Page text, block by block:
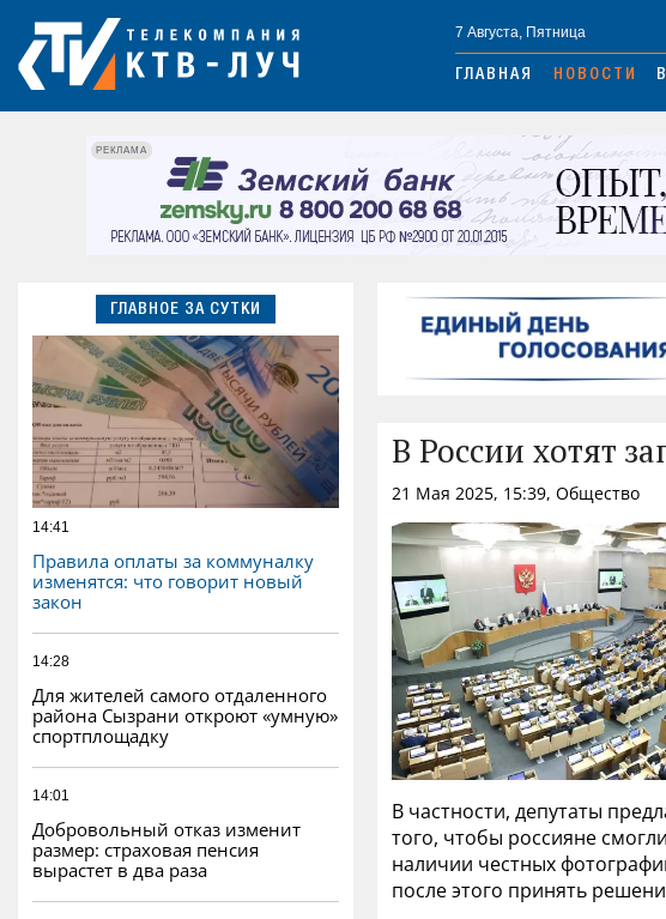
7 Августа, Пятница
ГЛАВНАЯ НОВОСТИ
РЕКЛАМА
ГЛАВНОЕ ЗА СУТКИ
14:41
Правила оплаты за коммуналку
изменятся: что говорит новый
закон
14:28
Для жителей самого отдаленного
района Сызрани откроют «умную»
спортплощадку
14:01
Добровольный отказ изменит
размер: страховая пенсия
вырастет в два раза
В России хотят
21 Мая 2025, 15:39, Общество
В частности, депутаты
того, чтобы россияне
наличии честных
после этого принять